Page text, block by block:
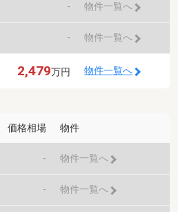
- 物件一覧へ
- 物件一覧へ
2,479万円 物件一覧へ
価格相場 物件
- 物件一覧へ
- 物件一覧へ